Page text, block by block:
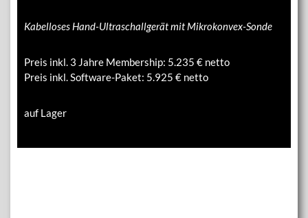
Kabelloses Hand-Ultraschallgerät mit Mikrokonvex-Sonde
Preis inkl. 3 Jahre Membership: 5.235 € netto
Preis inkl. Software-Paket: 5.925 € netto
auf Lager